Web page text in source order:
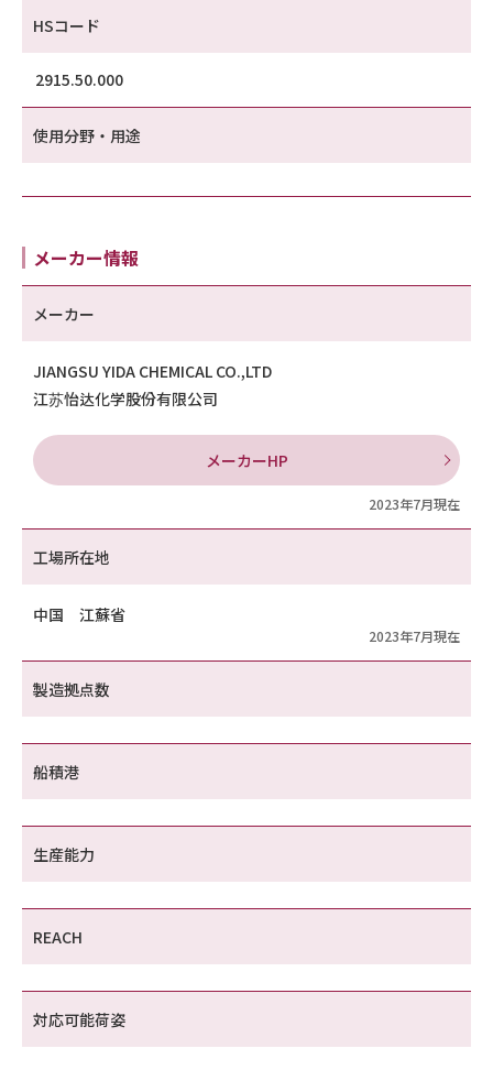
HSコード
2915.50.000
使用分野・用途
メーカー情報
メーカー
JIANGSU YIDA CHEMICAL CO.,LTD
江苏怡达化学股份有限公司
メーカーHP
2023年7月現在
工場所在地
中国 江蘇省
2023年7月現在
製造拠点数
船積港
生産能力
REACH
対応可能荷姿